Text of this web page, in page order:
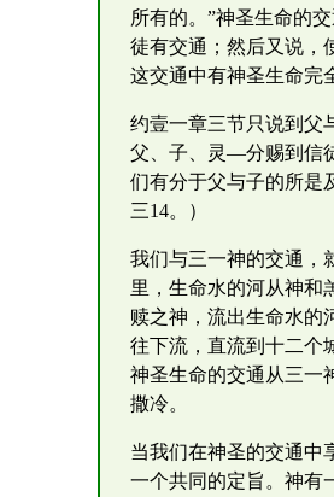
所有的。”神圣生命的
徒有交通；然后又说，
这交通中有神圣生命完
约壹一章三节只说到父
父、子、灵—分赐到信
们有分于父与子的所是
三14。）
我们与三一神的交通，
里，生命水的河从神和
赎之神，流出生命水的
往下流，直流到十二个
神圣生命的交通从三一
撒冷。
当我们在神圣的交通中
一个共同的定旨。神有